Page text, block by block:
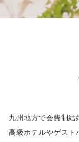
九州地方で会費制
高級ホテルやゲスト